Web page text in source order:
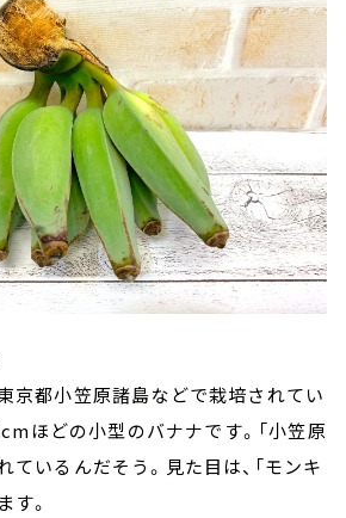
京都小笠原諸島などで栽培されてい
ほどの小型のバナナです。「小笠原
ているんだそう。見た目は、「モンキ
す。